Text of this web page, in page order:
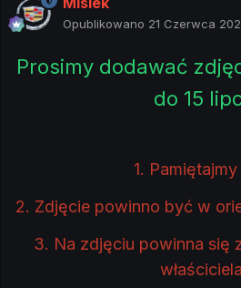
Opublikowano 21 Czerwca
Prosimy dodawać
do 15
1.
2. Zdjęcie powinno być w
3. Na zdjęciu powinna się